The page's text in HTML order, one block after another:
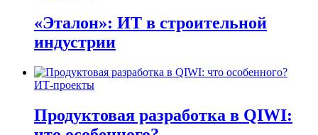
«Эталон»: ИТ в строительной
индустрии
ИТ-проекты
Продуктовая разработка в QIWI: